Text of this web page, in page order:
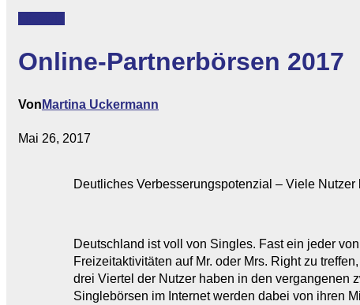
Online-Partnerbörsen 2017
Von Martina Uckermann
Mai 26, 2017
Deutliches Verbesserungspotenzial – Viele
Deutschland ist voll von Singles. Fast ein jeder
Freizeitaktivitäten auf Mr. oder Mrs. Right zu
drei Viertel der Nutzer haben in den vergangenen
Singlebörsen im Internet werden dabei von ihren